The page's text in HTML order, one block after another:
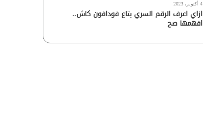
4 أكتوبر، 2023
ازاي اعرف الرقم السري بتاع فودافون كاش..
افهمها صح